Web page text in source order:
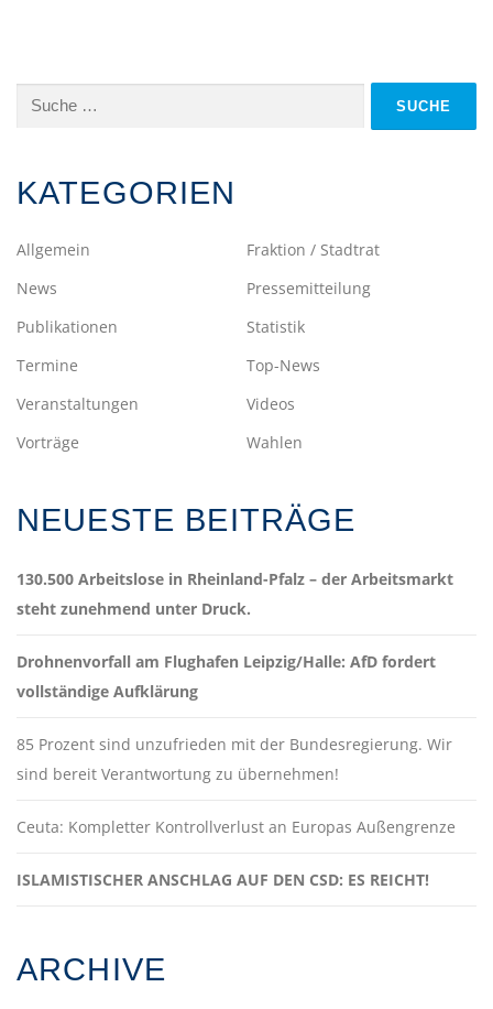
Suche
KATEGORIEN
Allgemein
Fraktion / Stadtrat
News
Pressemitteilung
Publikationen
Statistik
Termine
Top-News
Veranstaltungen
Videos
Vorträge
Wahlen
NEUESTE BEITRÄGE
130.500 Arbeitslose in Rheinland-Pfalz – der Arbeitsmarkt
steht zunehmend unter Druck.
Drohnenvorfall am Flughafen Leipzig/Halle: AfD fordert
vollständige Aufklärung
85 Prozent sind unzufrieden mit der Bundesregierung. Wir
sind bereit Verantwortung zu übernehmen!
Ceuta: Kompletter Kontrollverlust an Europas Außengrenze
ISLAMISTISCHER ANSCHLAG AUF DEN CSD: ES REICHT!
ARCHIVE